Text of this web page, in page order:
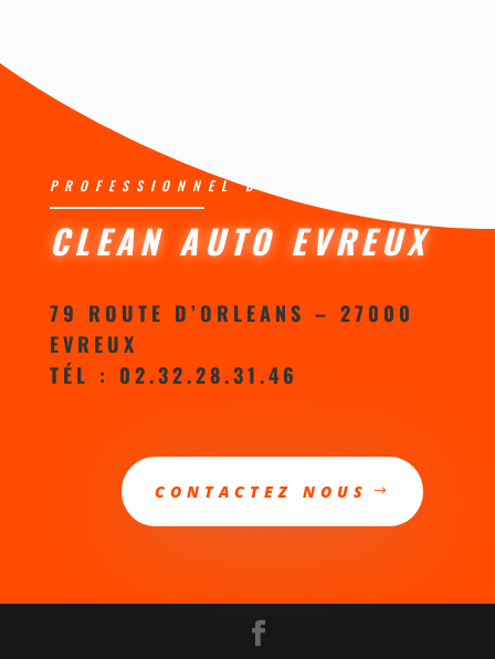
PROFESSIONNEL DU NETTOYAGE AUTO
CLEAN AUTO EVREUX
79 ROUTE D’ORLEANS – 27000
EVREUX
TÉL : 02.32.28.31.46
CONTACTEZ NOUS